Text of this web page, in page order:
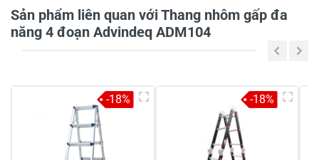
Tiêu đề của nhận xét *
Sản phẩm liên quan với Thang nhôm gấp đa
năng 4 đoạn Advindeq ADM104
-18% -18%